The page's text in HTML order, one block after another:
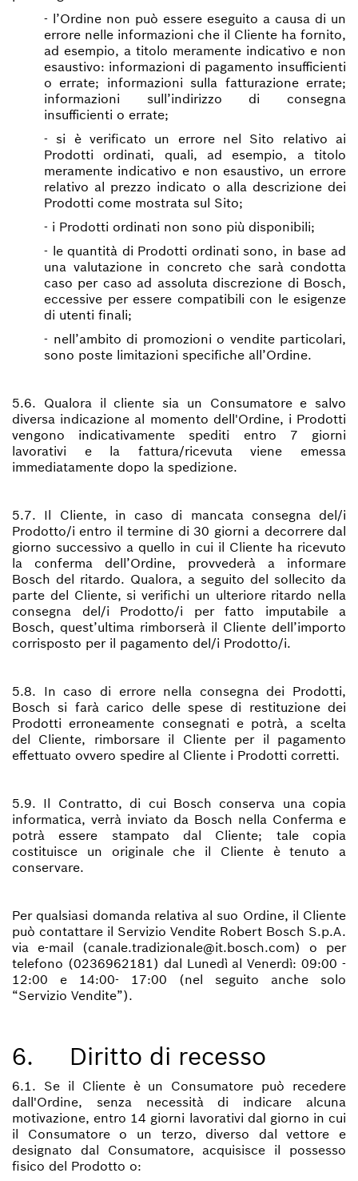
- l’Ordine non può essere eseguito a causa di un
errore nelle informazioni che il Cliente ha fornito,
ad esempio, a titolo meramente indicativo e non
esaustivo: informazioni di pagamento insufficienti
o errate; informazioni sulla fatturazione errate;
informazioni sull’indirizzo di consegna
insufficienti o errate;
- si è verificato un errore nel Sito relativo ai
Prodotti ordinati, quali, ad esempio, a titolo
meramente indicativo e non esaustivo, un errore
relativo al prezzo indicato o alla descrizione dei
Prodotti come mostrata sul Sito;
- i Prodotti ordinati non sono più disponibili;
- le quantità di Prodotti ordinati sono, in base ad
una valutazione in concreto che sarà condotta
caso per caso ad assoluta discrezione di Bosch,
eccessive per essere compatibili con le esigenze
di utenti finali;
- nell’ambito di promozioni o vendite particolari,
sono poste limitazioni specifiche all’Ordine.
5.6. Qualora il cliente sia un Consumatore e salvo
diversa indicazione al momento dell'Ordine, i Prodotti
vengono indicativamente spediti entro 7 giorni
lavorativi e la fattura/ricevuta viene emessa
immediatamente dopo la spedizione.
5.7. Il Cliente, in caso di mancata consegna del/i
Prodotto/i entro il termine di 30 giorni a decorrere dal
giorno successivo a quello in cui il Cliente ha ricevuto
la conferma dell’Ordine, provvederà a informare
Bosch del ritardo. Qualora, a seguito del sollecito da
parte del Cliente, si verifichi un ulteriore ritardo nella
consegna del/i Prodotto/i per fatto imputabile a
Bosch, quest’ultima rimborserà il Cliente dell’importo
corrisposto per il pagamento del/i Prodotto/i.
5.8. In caso di errore nella consegna dei Prodotti,
Bosch si farà carico delle spese di restituzione dei
Prodotti erroneamente consegnati e potrà, a scelta
del Cliente, rimborsare il Cliente per il pagamento
effettuato ovvero spedire al Cliente i Prodotti corretti.
5.9. Il Contratto, di cui Bosch conserva una copia
informatica, verrà inviato da Bosch nella Conferma e
potrà essere stampato dal Cliente; tale copia
costituisce un originale che il Cliente è tenuto a
conservare.
Per qualsiasi domanda relativa al suo Ordine, il Cliente
può contattare il Servizio Vendite Robert Bosch S.p.A.
via e-mail (canale.tradizionale@it.bosch.com) o per
telefono (0236962181) dal Lunedì al Venerdì: 09:00 -
12:00 e 14:00- 17:00 (nel seguito anche solo
“Servizio Vendite”).
6. Diritto di recesso
6.1. Se il Cliente è un Consumatore può recedere
dall'Ordine, senza necessità di indicare alcuna
motivazione, entro 14 giorni lavorativi dal giorno in cui
il Consumatore o un terzo, diverso dal vettore e
designato dal Consumatore, acquisisce il possesso
fisico del Prodotto o: